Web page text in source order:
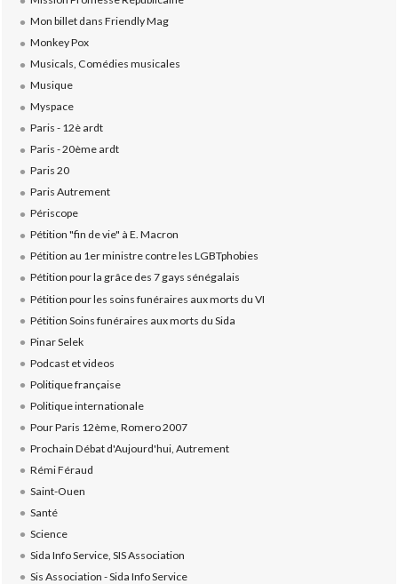
Mon billet dans Friendly Mag
Monkey Pox
Musicals, Comédies musicales
Musique
Myspace
Paris - 12è ardt
Paris - 20ème ardt
Paris 20
Paris Autrement
Périscope
Pétition "fin de vie" à E. Macron
Pétition au 1er ministre contre les LGBTphobies
Pétition pour la grâce des 7 gays sénégalais
Pétition pour les soins funéraires aux morts du VI
Pétition Soins funéraires aux morts du Sida
Pinar Selek
Podcast et videos
Politique française
Politique internationale
Pour Paris 12ème, Romero 2007
Prochain Débat d'Aujourd'hui, Autrement
Rémi Féraud
Saint-Ouen
Santé
Science
Sida Info Service, SIS Association
Sis Association - Sida Info Service